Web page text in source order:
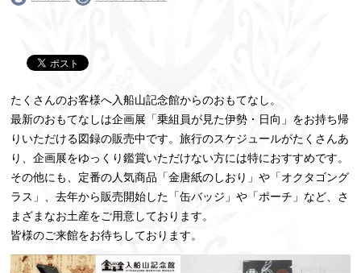
たくさんのお客様へ入船山記念館からのおもてなし。
最新のおもてなしは企画展「乗組員が見た伊勢・日向」をお持ち帰
りいただける図録の販売中です。旅行のスケジュールがたくさんあ
り、企画展をゆっくり鑑賞いただけない方には特におすすめです。
その他にも、定番の人気商品「金唐紙のしおり」や「オクタゴング
ラス」、去年から販売開始した「缶バッジ」や「ポーチ」など、さ
まざまなお土産をご用意しております。
皆様のご来館をお待ちしております。